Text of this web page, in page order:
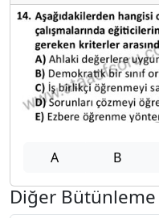
A B
Diğer Bütünleme